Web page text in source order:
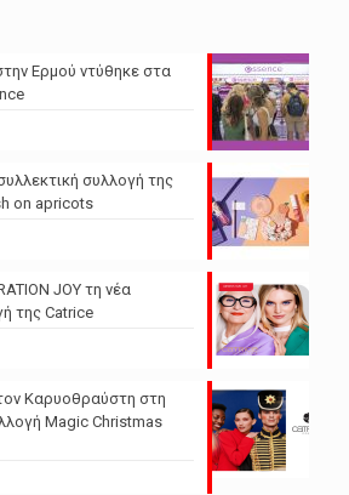
Ερμού ντύθηκε στα
συλλογή της
on apricots
JOY τη νέα
της Catrice
Καρυοθραύστη στη
Magic Christmas